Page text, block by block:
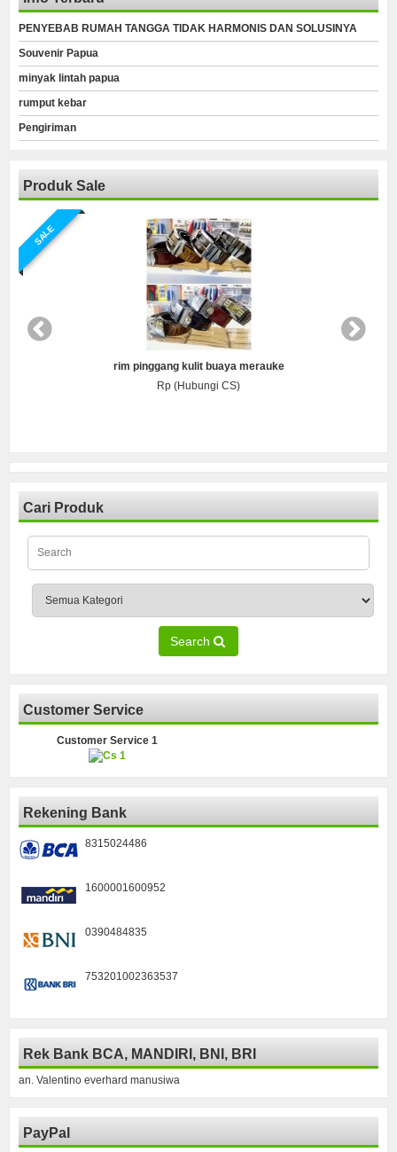
PENYEBAB RUMAH TANGGA TIDAK HARMONIS DAN SOLUSINYA
Souvenir Papua
minyak lintah papua
rumput kebar
Pengiriman
Produk Sale
SALE
rim pinggang kulit buaya merauke
Rp (Hubungi CS)
Cari Produk
Search
Customer Service
Customer Service 1
Rekening Bank
8315024486
1600001600952
0390484835
753201002363537
Rek Bank BCA, MANDIRI, BNI, BRI
an. Valentino everhard manusiwa
PayPal